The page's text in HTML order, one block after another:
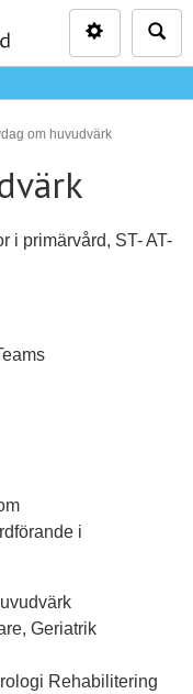
om huvudvärk
i primärvård, ST- AT-
i
Geriatrik
Rehabilitering